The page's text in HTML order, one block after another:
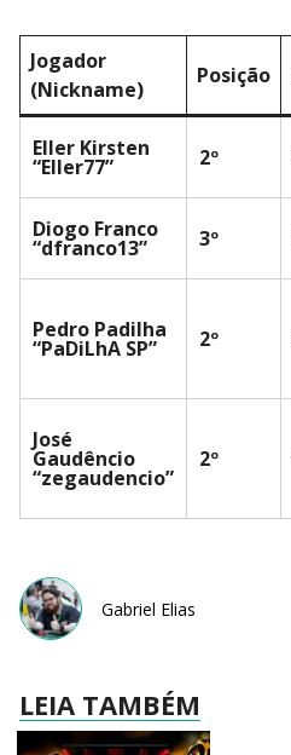
Jogador
(Nickname)
Posição
Eller Kirsten
“Eller77” 2º
Diogo Franco
“dfranco13” 3º
Pedro Padilha
“PaDiLhA SP” 2º
José
Gaudêncio
“zegaudencio”
2º
Gabriel Elias
LEIA TAMBÉM